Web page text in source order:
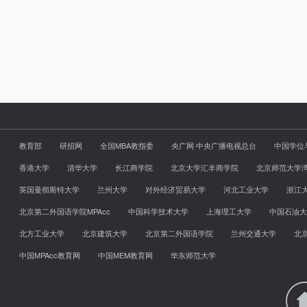
教育部 研招网 全国MBA教指委 央广网·中央广播电视总台
中国学位
香港大学
清华大学 长江商学院 北京大学汇丰商学院
北京师范大学
英国曼彻斯特大学
兰州大学 对外经济贸易大学 河北工业大学
浙江
北京第二外国语学院MPAcc
中国科学技术大学 上海理工大学
中国石油
北方工业大学
北京建筑大学 北京第二外国语学院 兰州交通大学
北
中国MPAcc教育网
中国MEM教育网 华东师范大学